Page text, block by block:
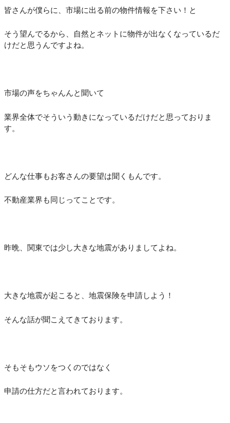
皆さんが僕らに、市場に出る前の物件情報を下さい！と
そう望んでるから、自然とネットに物件が出なくなっているだ
けだと思うんですよね。
市場の声をちゃんんと聞いて
業界全体でそういう動きになっているだけだと思っておりま
す。
どんな仕事もお客さんの要望は聞くもんです。
不動産業界も同じってことです。
昨晩、関東では少し大きな地震がありましてよね。
大きな地震が起こると、地震保険を申請しよう！
そんな話が聞こえてきております。
そもそもウソをつくのではなく
申請の仕方だと言われております。